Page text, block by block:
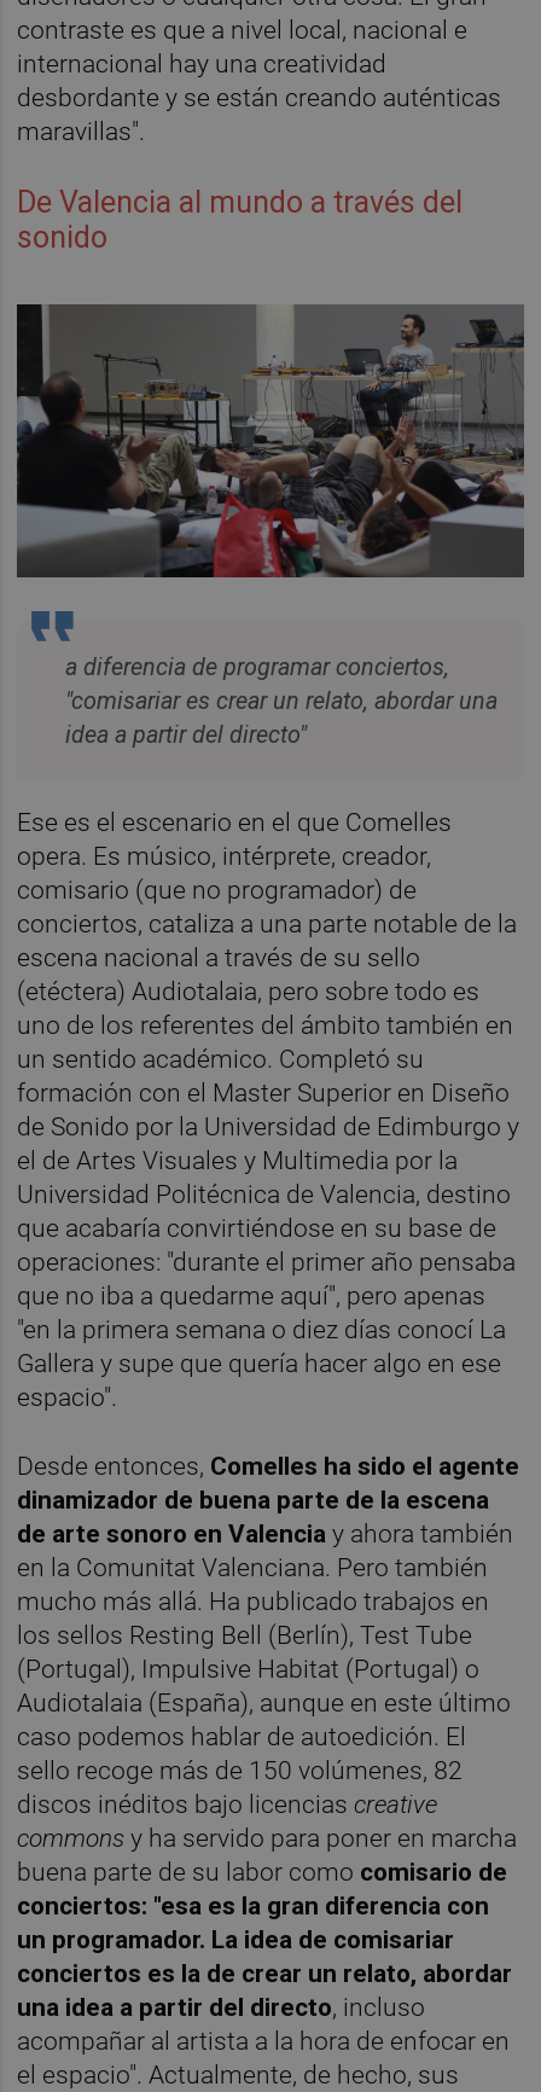
contraste es que a nivel local, nacional e
internacional hay una creatividad
desbordante y se están creando auténticas
maravillas".
De Valencia al mundo a través del
sonido
a diferencia de programar conciertos,
"comisariar es crear un relato, abordar una
idea a partir del directo"
Ese es el escenario en el que Comelles
opera. Es músico, intérprete, creador,
comisario (que no programador) de
conciertos, cataliza a una parte notable de la
escena nacional a través de su sello
(etéctera) Audiotalaia, pero sobre todo es
uno de los referentes del ámbito también en
un sentido académico. Completó su
formación con el Master Superior en Diseño
de Sonido por la Universidad de Edimburgo y
el de Artes Visuales y Multimedia por la
Universidad Politécnica de Valencia, destino
que acabaría convirtiéndose en su base de
operaciones: "durante el primer año pensaba
que no iba a quedarme aquí", pero apenas
"en la primera semana o diez días conocí La
Gallera y supe que quería hacer algo en ese
espacio".
Desde entonces, Comelles ha sido el agente
dinamizador de buena parte de la escena
de arte sonoro en Valencia y ahora también
en la Comunitat Valenciana. Pero también
mucho más allá. Ha publicado trabajos en
los sellos Resting Bell (Berlín), Test Tube
(Portugal), Impulsive Habitat (Portugal) o
Audiotalaia (España), aunque en este último
caso podemos hablar de autoedición. El
sello recoge más de 150 volúmenes, 82
discos inéditos bajo licenciascreative
commons y ha servido para poner en marcha
buena parte de su labor como comisario de
conciertos: "esa es la gran diferencia con
un programador. La idea de comisariar
conciertos es la de crear un relato, abordar
una idea a partir del directo, incluso
acompañar al artista a la hora de enfocar en
el espacio". Actualmente, de hecho, sus